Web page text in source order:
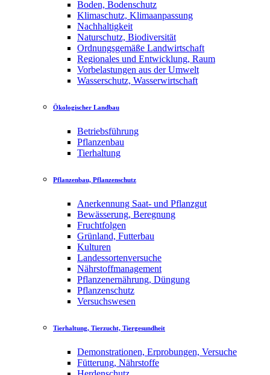
Boden, Bodenschutz
Klimaschutz, Klimaanpassung
Nachhaltigkeit
Naturschutz, Biodiversität
Ordnungsgemäße Landwirtschaft
Regionales und Entwicklung, Raum
Vorbelastungen aus der Umwelt
Wasserschutz, Wasserwirtschaft
Ökologischer Landbau
Betriebsführung
Pflanzenbau
Tierhaltung
Pflanzenbau, Pflanzenschutz
Anerkennung Saat- und Pflanzgut
Bewässerung, Beregnung
Fruchtfolgen
Grünland, Futterbau
Kulturen
Landessortenversuche
Nährstoffmanagement
Pflanzenernährung, Düngung
Pflanzenschutz
Versuchswesen
Tierhaltung, Tierzucht, Tiergesundheit
Demonstrationen, Erprobungen, Versuche
Fütterung, Nährstoffe